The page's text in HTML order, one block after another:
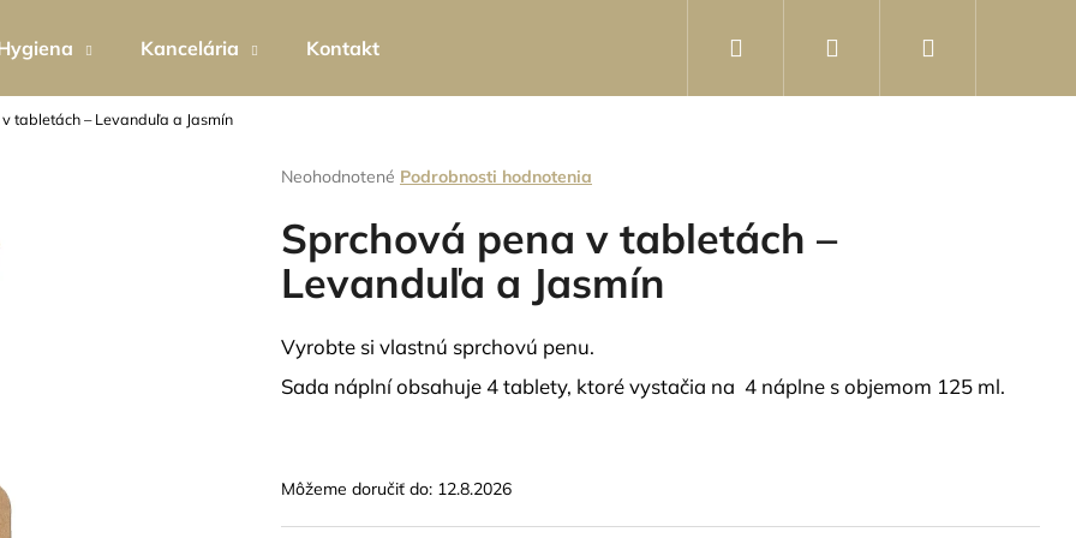
Kancelária Kontakt Prihlásenie
tabletách – Levanduľa a Jasmín
Priemerné
produktu
je
0,0
hviezdičiek.
Neohodnotené Podrobnosti hodnotenia
Sprchová pena v tabletách –
Levanduľa a Jasmín
Vyrobte si vlastnú sprchovú penu.
Sada náplní obsahuje 4 tablety, ktoré vystačia na 4 náplne s objemom 125 ml.
Môžeme doručiť do: 12.8.2026
Čo potrebujete nájsť?
HĽADAŤ
EKO PERLÁTOR HIHIPPO HP1055
TEKUTÉ MYDLO V PRÁŠKU - SAUSE